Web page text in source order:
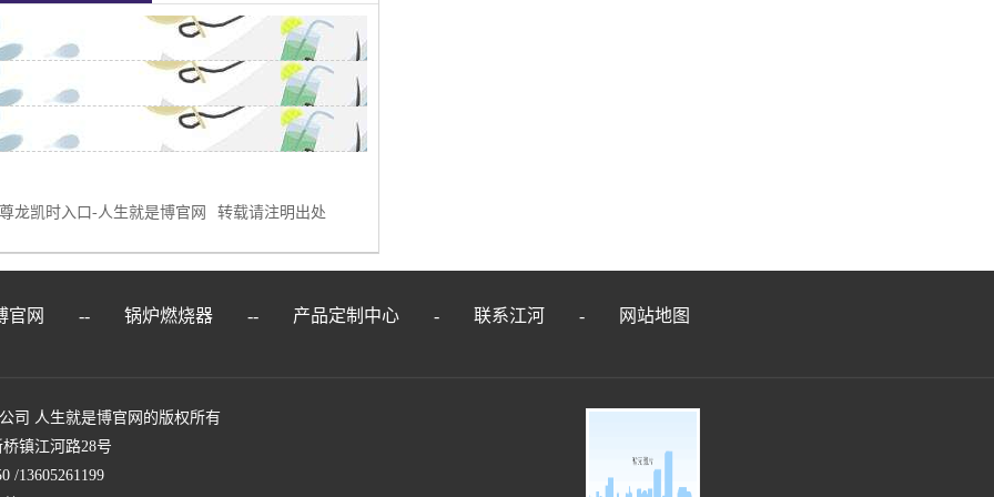
尊龙凯时入口-人生就是博官网 转载请注明出处
官网 -- 锅炉燃烧器 -- 产品定制中心 - 联系江河 - 网站地图
司 人生就是博官网的版权所有
镇江河路28号
/13605261199